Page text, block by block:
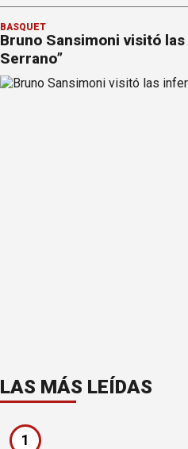
BÁSQUET
Bruno Sansimoni visitó
Serrano”
LAS MÁS LEÍDAS
1